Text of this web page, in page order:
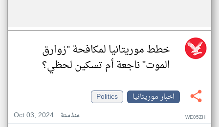
خطط موريتانيا لمكافحة "زوارق
الموت" ناجعة أم تسكين لحظي؟
اخبار موريتانيا
Politics
Oct 03, 2024
منذ سنة WE05ZH